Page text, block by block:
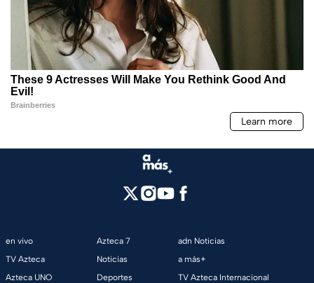
en vivo
TV Azteca
Azteca UNO
Azteca 7
Noticias
Deportes
adn Noticias
a más+
TV Azteca Internacional